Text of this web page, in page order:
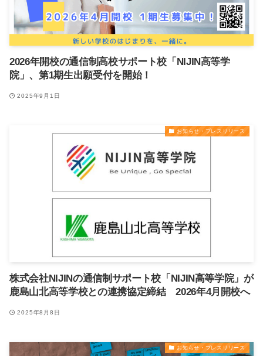
2026年開校の通信制高校サポート校「NIJIN高等学
院」、第1期生出願受付を開始！
2025年9月1日
お知らせ・プレスリリース
株式会社NIJINの通信制サポート校「NIJIN高等学院」が
鹿島山北高等学校との連携協定締結 2026年4月開校へ
2025年8月8日
お知らせ・プレスリリース